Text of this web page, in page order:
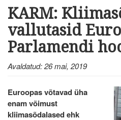
KARM:
vallutasid
Parlamendi
Avaldatud: 26 mai, 2019
Euroopas võtavad üha
enam võimust
kliimasõdalased ehk